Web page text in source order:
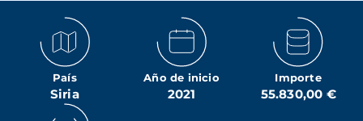
País
Siria
Año de inicio
2021
Importe
55.830,00 €